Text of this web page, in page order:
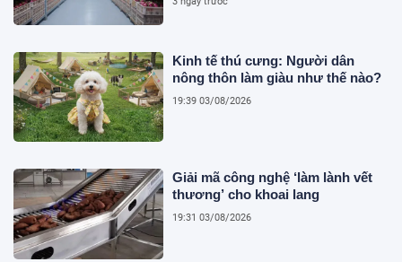
Kinh tế thú cưng: Người dân
nông thôn làm giàu như thế nào?
19:39 03/08/2026
Giải mã công nghệ ‘làm lành vết
thương’ cho khoai lang
19:31 03/08/2026